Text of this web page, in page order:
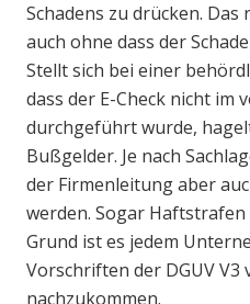
Schadens zu drücken.
auch ohne dass der
Stellt sich bei einer
dass der E-Check nicht im
durchgeführt wurde,
Bußgelder. Je nach
der Firmenleitung aber
werden. Sogar Haftstrafen
Grund ist es jedem
Vorschriften der DGUV V3
nachzukommen.